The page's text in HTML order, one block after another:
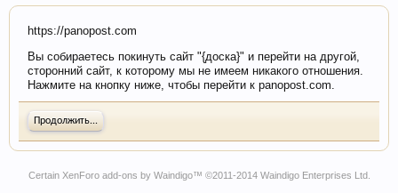
https://panopost.com
Вы собираетесь покинуть сайт "{доска}" и перейти на другой,
сторонний сайт, к которому мы не имеем никакого отношения.
Нажмите на кнопку ниже, чтобы перейти к panopost.com.
Продолжить...
Certain XenForo add-ons by Waindigo™ ©2011-2014 Waindigo Enterprises Ltd.